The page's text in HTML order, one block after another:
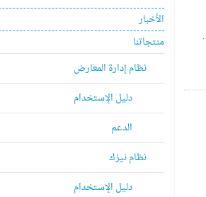
الأخبار
منتجاتنا
نظام إدارة المعارض
دليل الإستخدام
الدعم
نظام نيزك
دليل الإستخدام